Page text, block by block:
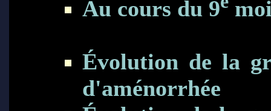
Au cours du 9
Évolution de la
d'aménorrhée